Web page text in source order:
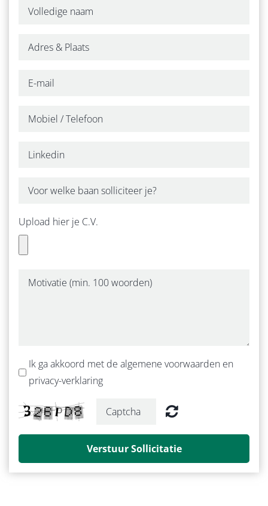
ONZE WERKWIJZE
Upload hier je C.V.
Ik ga akkoord met de algemene voorwaarden en
privacy-verklaring
Verstuur Sollicitatie